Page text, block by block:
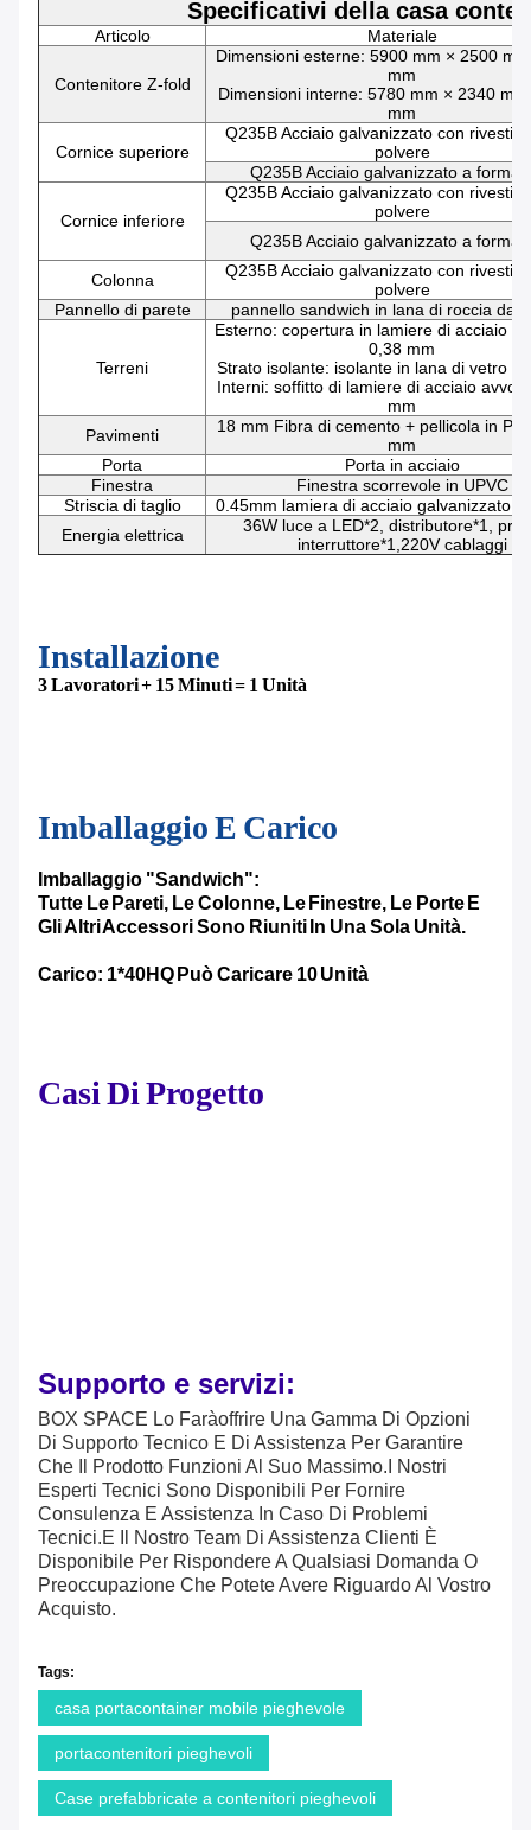
Specificativi della casa
Articolo Materiale
Contenitore Z-fold
Dimensioni esterne: 5900 mm × 2500
mm
Dimensioni interne: 5780 mm × 2340
mm
Cornice superiore
Q235B Acciaio galvanizzato con
polvere
Q235B Acciaio galvanizzato a forma
Cornice inferiore
Q235B Acciaio galvanizzato con
polvere
Q235B Acciaio galvanizzato a forma
Colonna
Q235B Acciaio galvanizzato con
polvere
Pannello di parete
pannello sandwich in lana di roccia da
Terreni
Esterno: copertura in lamiere di acciaio
0,38 mm
Strato isolante: isolante in lana di vetro
Interni: soffitto di lamiere di acciaio
mm
Pavimenti
18 mm Fibra di cemento + pellicola in
mm
Porta
Porta in acciaio
Finestra
Finestra scorrevole in UPVC
Striscia di taglio
0.45mm lamiera di acciaio galvanizzato
Energia elettrica
36W luce a LED*2, distributore*1,
interruttore*1,220V cablaggi
Installazione
3 Lavoratori + 15 Minuti = 1 Unità
Tutte Le Pareti, Le Colonne, Le Finestre, Le Porte E
Gli Altri Accessori Sono Riuniti In Una Sola Unità.
Carico: 1*40HQ Può Caricare 10 Unità